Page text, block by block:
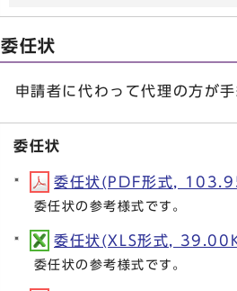
委任状
申請者に代わって代理の方が手
委任状
委任状(PDF形式,
委任状の参考様式です。
委任状(XLS形式,
委任状の参考様式です。